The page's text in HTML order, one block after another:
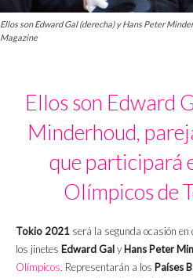
Ellos son Edward Gal (derecha) y Hans Peter
Magazine
Ellos son Edward
Minderhoud,
que participará
Olímpicos de
Tokio 2021 será la segunda ocasión
los jinetes Edward Galy Hans Peter
Olímpicos. Representarán a los Países